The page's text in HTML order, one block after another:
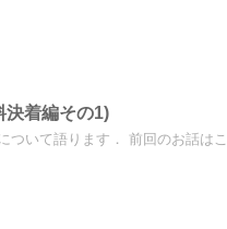
決着編その1)
ついて語ります． 前回のお話は